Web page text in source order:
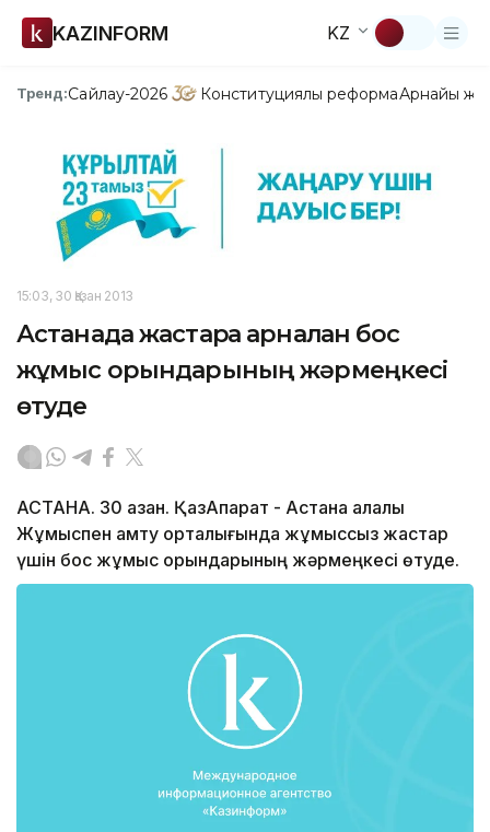
KAZINFORM KZ
Тренд:Сайлау-2026 Конституциялық реформаАрнайы
15:03, 30 Қазан 2013
Астанада жастарға арналған бос
жұмыс орындарының жәрмеңкесі
өтуде
АСТАНА. 30 қазан. ҚазАқпарат - Астана қалалық
Жұмыспен қамту орталығында жұмыссыз жастар
үшін бос жұмыс орындарының жәрмеңкесі өтуде.